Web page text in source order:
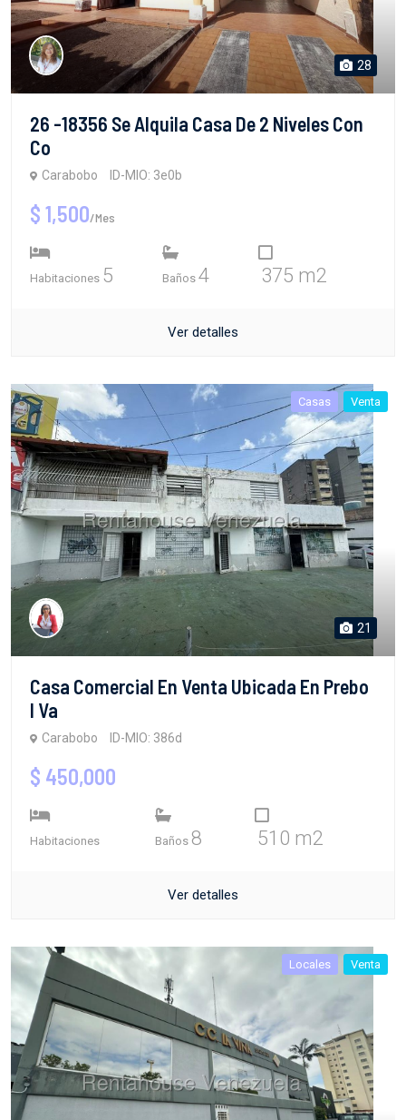
28
26 -18356 Se Alquila Casa De 2 Niveles Con
Co
Carabobo ID-MIO: 3e0b
$ 1,500/Mes
Habitaciones 5 Baños 4 375 m2
Ver detalles
Casas Venta
21
Casa Comercial En Venta Ubicada En Prebo
I Va
Carabobo ID-MIO: 386d
$ 450,000
Habitaciones Baños 8 510 m2
Ver detalles
Locales Venta